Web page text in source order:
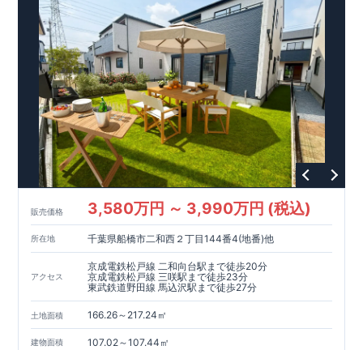
ーで振れ幅を大幅に低減、繰り返す地震に強い『耐震+制震』
■メンテナンスフリー
現地案内予約受付中
詳細やご見学など、お気軽にお問合せ下さ
い♪ 東栄住宅 本八幡営業所 TEL:047-377-6220
販売価格 3,580万円 ～ 3,990万円 (税込)
所在地 千葉県船橋市二和西２丁目144番4(地番)他
アクセス
京成電鉄松戸線 二和向台駅まで徒歩20分
京成電鉄松戸線 三咲駅まで徒歩23分
東武鉄道野田線 馬込沢駅まで徒歩27分
土地面積 166.26～217.24㎡
建物面積 107.02～107.44㎡